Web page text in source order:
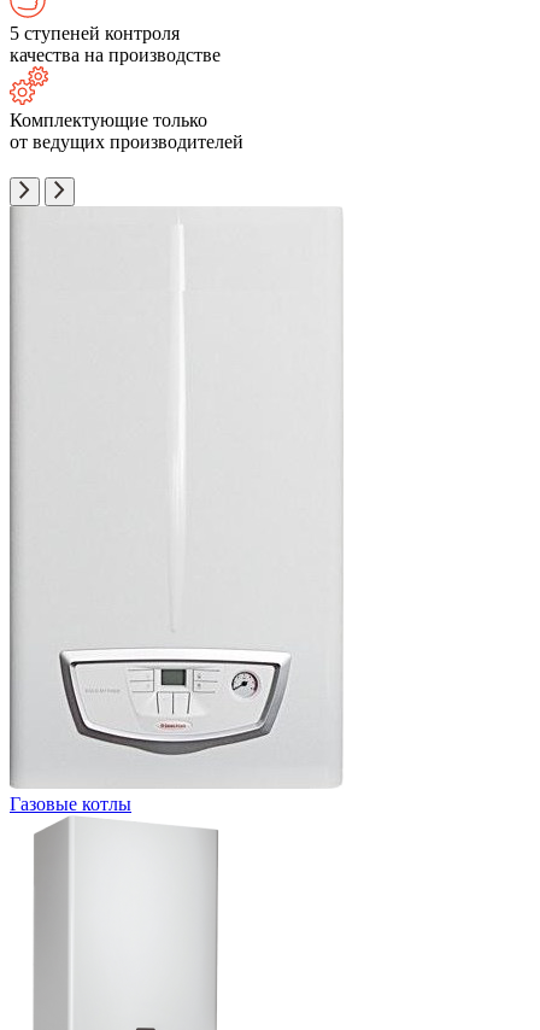
5 ступеней контроля
качества на производстве
Комплектующие только
от ведущих производителей
Газовые котлы